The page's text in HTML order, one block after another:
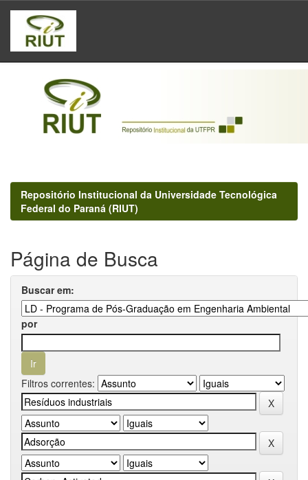
Skip
navigation
Repositório Institucional da Universidade Tecnológica
Federal do Paraná (RIUT)
Página de Busca
Buscar em:
por
Filtros correntes: